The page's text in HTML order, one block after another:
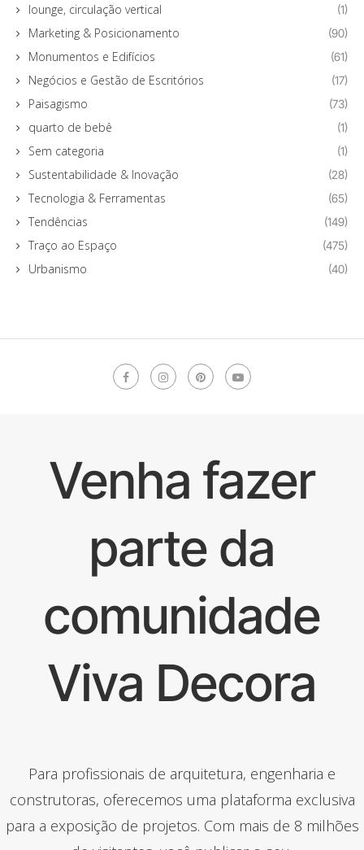
lounge, circulação vertical (1)
Marketing & Posicionamento (90)
Monumentos e Edifícios (61)
Negócios e Gestão de Escritórios (17)
Paisagismo (73)
quarto de bebê (1)
Sem categoria (1)
Sustentabilidade & Inovação (28)
Tecnologia & Ferramentas (65)
Tendências (149)
Traço ao Espaço (475)
Urbanismo (40)
Venha fazer
parte da
comunidade
Viva Decora
Para profissionais de arquitetura, engenharia e
construtoras, oferecemos uma plataforma exclusiva
para a exposição de projetos. Com mais de 8 milhões